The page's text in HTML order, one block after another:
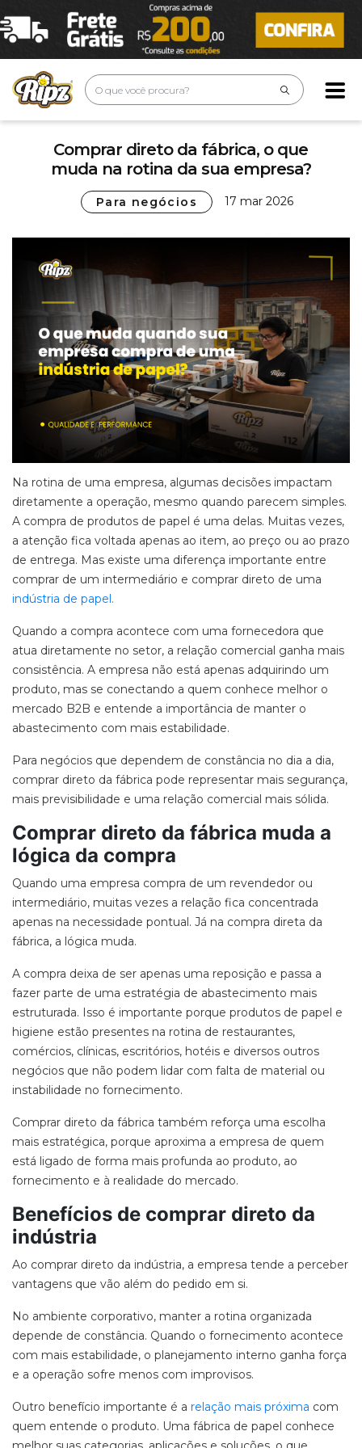
Comprar direto da fábrica, o que
muda na rotina da sua empresa?
Para negócios 17 mar 2026
Na rotina de uma empresa, algumas decisões impactam
diretamente a operação, mesmo quando parecem simples.
A compra de produtos de papel é uma delas. Muitas vezes,
a atenção fica voltada apenas ao item, ao preço ou ao prazo
de entrega. Mas existe uma diferença importante entre
comprar de um intermediário e comprar direto de uma
indústria de papel.
Quando a compra acontece com uma fornecedora que
atua diretamente no setor, a relação comercial ganha mais
consistência. A empresa não está apenas adquirindo um
produto, mas se conectando a quem conhece melhor o
mercado B2B e entende a importância de manter o
abastecimento com mais estabilidade.
Para negócios que dependem de constância no dia a dia,
comprar direto da fábrica pode representar mais segurança,
mais previsibilidade e uma relação comercial mais sólida.
Comprar direto da fábrica muda a
lógica da compra
Quando uma empresa compra de um revendedor ou
intermediário, muitas vezes a relação fica concentrada
apenas na necessidade pontual. Já na compra direta da
fábrica, a lógica muda.
A compra deixa de ser apenas uma reposição e passa a
fazer parte de uma estratégia de abastecimento mais
estruturada. Isso é importante porque produtos de papel e
higiene estão presentes na rotina de restaurantes,
comércios, clínicas, escritórios, hotéis e diversos outros
negócios que não podem lidar com falta de material ou
instabilidade no fornecimento.
Comprar direto da fábrica também reforça uma escolha
mais estratégica, porque aproxima a empresa de quem
está ligado de forma mais profunda ao produto, ao
fornecimento e à realidade do mercado.
Benefícios de comprar direto da
indústria
Ao comprar direto da indústria, a empresa tende a perceber
vantagens que vão além do pedido em si.
No ambiente corporativo, manter a rotina organizada
depende de constância. Quando o fornecimento acontece
com mais estabilidade, o planejamento interno ganha força
e a operação sofre menos com improvisos.
Outro benefício importante é a relação mais próxima com
quem entende o produto. Uma fábrica de papel conhece